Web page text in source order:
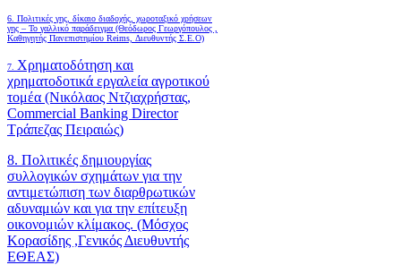
6. Πολιτικές γης, δίκαιο διαδοχής, χωροταξικό χρήσεων
γης – Το γαλλικό παράδειγμα (Θεόδωρος Γεωργόπουλος ,
Καθηγητής Πανεπιστημίου Reims, Διευθυντής Σ.Ε.Ο)
7. Χρηματοδότηση και
χρηματοδοτικά εργαλεία αγροτικού
τομέα (Νικόλαος Ντζιαχρήστας,
Commercial Banking Director
Τράπεζας Πειραιώς)
8. Πολιτικές δημιουργίας
συλλογικών σχημάτων για την
αντιμετώπιση των διαρθρωτικών
αδυναμιών και για την επίτευξη
οικονομιών κλίμακος. (Μόσχος
Κορασίδης ,Γενικός Διευθυντής
ΕΘΕΑΣ)